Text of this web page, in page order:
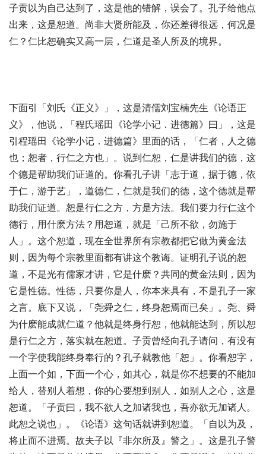
子贡以为自己达到了，这是他的错解，误会了。孔子给他点
出来，这是恕道。尚非大贤所能及，你还差得很远，何况是
仁？仁比恕确实又高一层，仁道是圣人所及的境界。
下面引「刘氏《正义》」，这是清儒刘宝楠先生《论语正
义》，他说，「程氏瑶田《论学小记．进德篇》曰」，这是
引程瑶田《论学小记．进德篇》里面的话，「仁者，人之德
也；恕者，行仁之方也」。说到仁恕，仁是讲我们的德，这
个德是帮助我们证道的。你看孔子讲「志于道，据于德，依
于仁，游于艺」，道德仁，仁就是我们的德，这个德就是帮
助我们证道。恕是行仁之方，方是方法。我们要力行仁这个
德行，用什麽方法？用恕道，就是「己所不欲，勿施于
人」。这个恕道，现在全世界所有宗教都把它做为黄金法
则，因为每个宗教里面都有讲这个教诲。证明孔子说的恕
道，不是光有儒家才讲，它是什麽？共同的黄金法则，因为
它是性德。性德，只要你是人，你本来具有，不是孔子一家
之言。底下又说，「尧舜之仁，终身恕焉而已矣」。尧、舜
为什麽能成就仁道？他就是终身行恕，他就能达到，所以恕
是行仁之方，落实就在恕道。子贡曾经向孔子请问，有没有
一个字使我能终身奉行的？孔子就教他「恕」。你看恕字，
上面一个如，下面一个心，如其心，就是你不想要的不能加
给人，替别人着想，你的心要想到别人，如别人之心，这是
恕道。「子贡曰，我不欲人之加诸我也，吾亦欲无加诸人。
此恕之说也」。《论语》这句话就讲到恕道。「自以为及，
将止而不进焉。故夫子以『非尔所及』警之」。这是孔子警